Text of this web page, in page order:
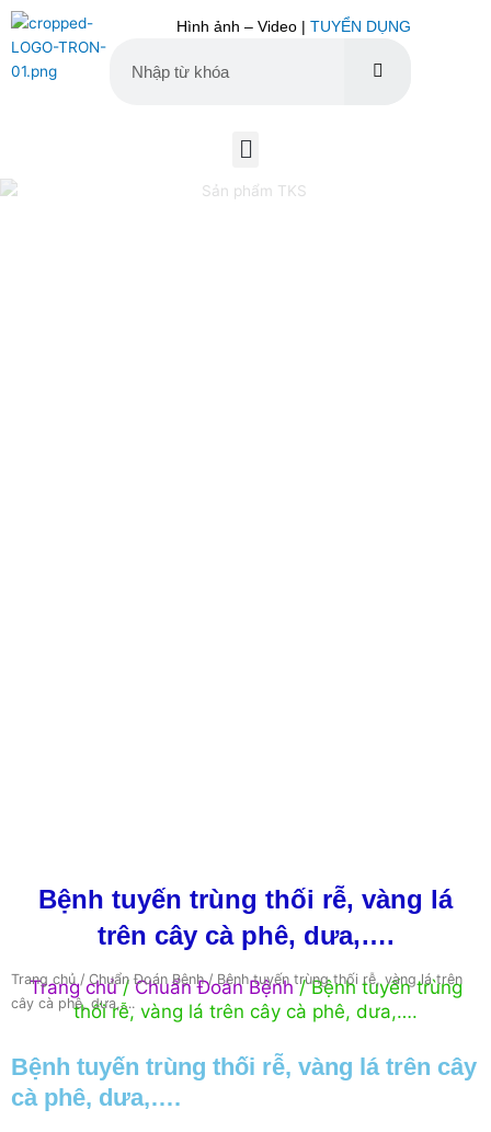
Nhảy
dung
Hình ảnh – Video |TUYỂN DỤNG
Menu
Bệnh tuyến trùng thối rễ, vàng lá
trên cây cà phê, dưa,….
Trang chủ/Chuẩn Đoán Bệnh/ Bệnh tuyến trùng
thối rễ, vàng lá trên cây cà phê, dưa,….
Trang chủ/ Chuẩn Đoán Bệnh/ Bệnh tuyến trùng thối rễ, vàng lá trên
cây cà phê, dưa,….
Bệnh tuyến trùng thối rễ, vàng lá trên cây
cà phê, dưa,….